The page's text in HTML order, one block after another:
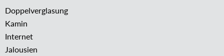
Doppelverglasung
Kamin
Internet
Jalousien